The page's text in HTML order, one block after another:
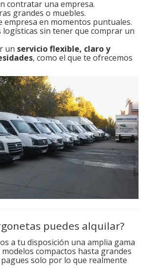
contratar una empresa.
grandes o muebles.
empresa en momentos puntuales.
logísticas sin tener que comprar un
un servicio flexible, claro y
, como el que te ofrecemos
puedes alquilar?
a tu disposición una amplia gama
compactos hasta grandes
solo por lo que realmente